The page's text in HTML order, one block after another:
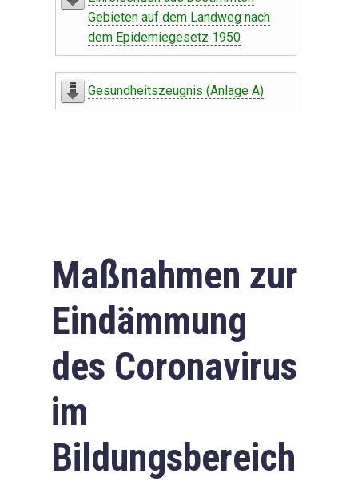
Gebieten auf dem Landweg nach
dem Epidemiegesetz 1950
Gesundheitszeugnis (Anlage A)
Maßnahmen zur
Eindämmung
des Coronavirus
im
Bildungsbereich